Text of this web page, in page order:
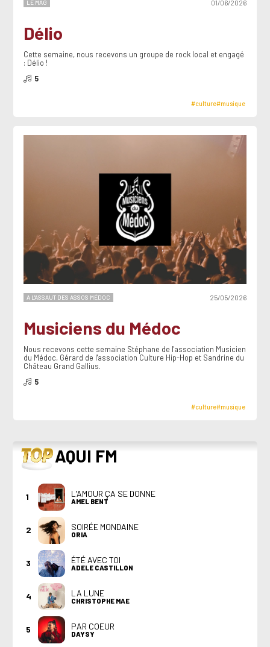
LE MAG 01/06/2026
Délio
Cette semaine, nous recevons un groupe de rock local et engagé
: Délio !
5
#culture#musique
A L'ASSAUT DES ASSOS MÉDOC 25/05/2026
Musiciens du Médoc
Nous recevons cette semaine Stéphane de l'association Musicien
du Médoc, Gérard de l'association Culture Hip-Hop et Sandrine du
Château Grand Gallius.
5
#culture#musique
TOP AQUI FM
1 L'AMOUR ÇA SE DONNE
AMEL BENT
2 SOIRÉE MONDAINE
ORIA
3 ÉTÉ AVEC TOI
ADELE CASTILLON
4 LA LUNE
CHRISTOPHE MAE
5 PAR COEUR
DAYSY